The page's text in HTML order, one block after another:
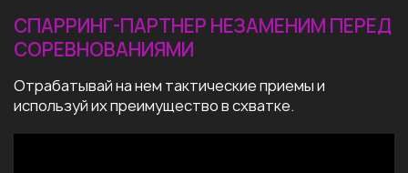
СПАРРИНГ-ПАРТНЕР НЕЗАМЕНИМ ПЕРЕД
СОРЕВНОВАНИЯМИ
Отрабатывай на нем тактические приемы и
используй их преимущество в схватке.